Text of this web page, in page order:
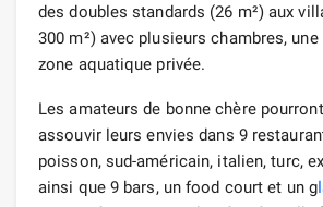
des doubles standards (26 m²) aux
300 m²) avec plusieurs chambres,
zone aquatique privée.
Les amateurs de bonne chère
assouvir leurs envies dans 9
poisson, sud-américain, italien, turc,
ainsi que 9 bars, un food court et un g